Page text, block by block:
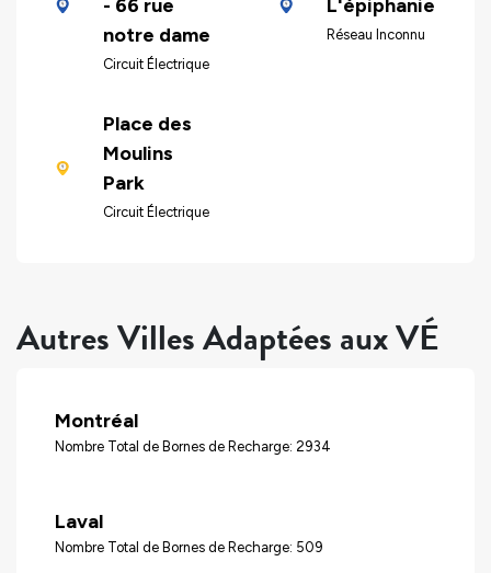
- 66 rue
notre dame
Circuit Électrique
L'épiphanie
Réseau Inconnu
Place des
Moulins
Park
Circuit Électrique
Autres Villes Adaptées aux VÉ
Montréal
Nombre Total de Bornes de Recharge: 2934
Laval
Nombre Total de Bornes de Recharge: 509